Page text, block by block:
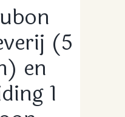
(5
en
1